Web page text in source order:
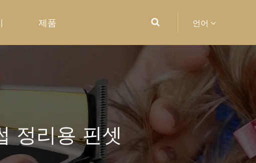
제품 언어
정리용 핀셋